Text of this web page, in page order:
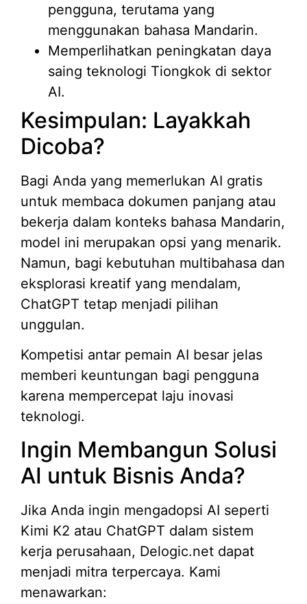
pengguna, terutama yang
menggunakan bahasa Mandarin.
Memperlihatkan peningkatan daya
saing teknologi Tiongkok di sektor
AI.
Kesimpulan: Layakkah
Dicoba?
Bagi Anda yang memerlukan AI gratis
untuk membaca dokumen panjang atau
bekerja dalam konteks bahasa Mandarin,
model ini merupakan opsi yang menarik.
Namun, bagi kebutuhan multibahasa dan
eksplorasi kreatif yang mendalam,
ChatGPT tetap menjadi pilihan
unggulan.
Kompetisi antar pemain AI besar jelas
memberi keuntungan bagi pengguna
karena mempercepat laju inovasi
teknologi.
Ingin Membangun Solusi
AI untuk Bisnis Anda?
Jika Anda ingin mengadopsi AI seperti
Kimi K2 atau ChatGPT dalam sistem
kerja perusahaan, Delogic.net dapat
menjadi mitra terpercaya. Kami
menawarkan: